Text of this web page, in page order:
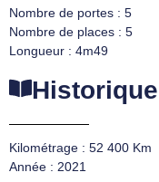
Nombre de portes : 5
Nombre de places : 5
Longueur : 4m49
Historique
Kilométrage : 52 400 Km
Année : 2021